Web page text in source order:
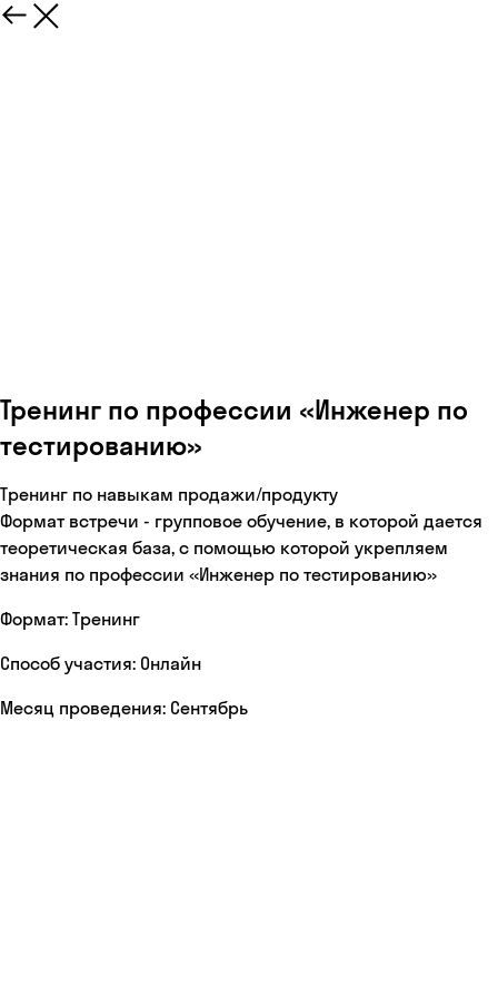
Тренинг по профессии «Инженер по
тестированию»
Тренинг по навыкам продажи/продукту
Формат встречи - групповое обучение, в которой дается
теоретическая база, с помощью которой укрепляем
знания по профессии «Инженер по тестированию»
Формат: Тренинг
Способ участия: Онлайн
Месяц проведения: Сентябрь